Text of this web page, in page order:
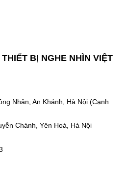
BỊ NGHE NHÌN VIỆT
Nhân, An Khánh, Hà Nội (Cạnh
Chánh, Yên Hoà, Hà Nội